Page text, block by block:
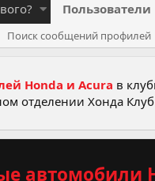
Пользователи
Поиск сообщений профилей
Honda и Acura в
отделении Хонда
автомобили